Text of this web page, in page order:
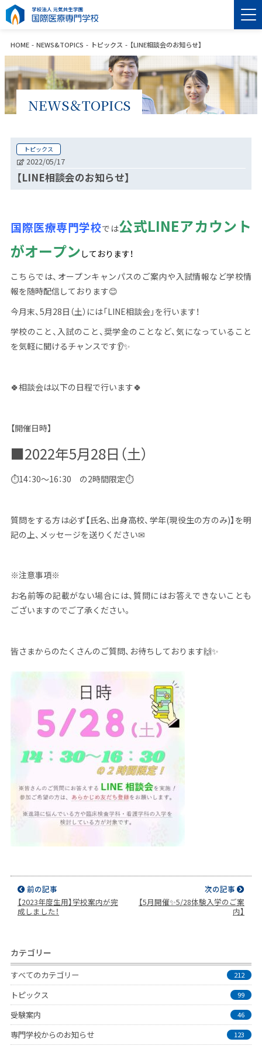
HOME NEWS&TOPICS トピックス 【LINE相談会のお知らせ】
NEWS＆TOPICS
トピックス
2022/05/17
【LINE相談会のお知らせ】
国際医療専門学校では公式LINEアカウント
がオープン しております！
こちらでは、オープンキャンパスのご案内や入試情報など学校情
報を随時配信しております😊
今月末、 5月28日（土）には「LINE相談会」を行います！
学校のこと、入試のこと、奨学金のことなど、気になっていること
を気軽に聞けるチャンスです👂✨
🍀相談会は以下の日程で行います🍀
【開催日時】
■2022年5月28日（土）
⏱14：30～16：30 の2時間限定⏱
質問をする方は必ず【氏名、出身高校、学年(現役生の方のみ)】を明
記の上、メッセージを送りください✉
※注意事項※
お名前等の記載がない場合には、質問にはお答えできないことも
ございますのでご了承ください。
皆さまからのたくさんのご質問、お待ちしております🙌✨
前の記事
【2023年度生用】学校案内が完
成しました！
次の記事
【5月開催✨5/28体験入学のご案
内】
カテゴリー
すべてのカテゴリー 212
トピックス 99
受験案内 46
専門学校からのお知らせ 123